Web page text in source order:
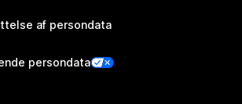
af persondata
persondata